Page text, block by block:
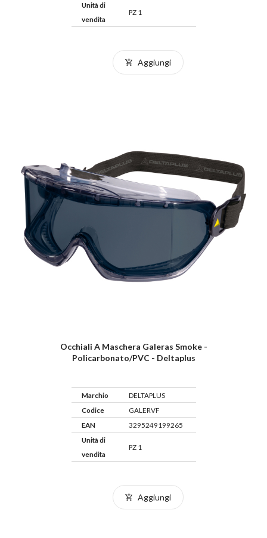
Unità di
vendita
PZ 1
Aggiungi
Occhiali A Maschera Galeras Smoke -
Policarbonato/PVC - Deltaplus
Marchio
DELTAPLUS
Codice
GALERVF
EAN
3295249199265
Unità di
vendita
PZ 1
Aggiungi